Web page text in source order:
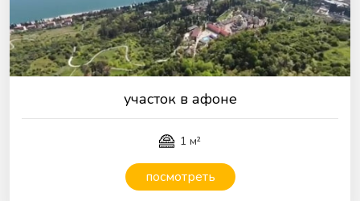
участок в афоне
1 м²
посмотреть